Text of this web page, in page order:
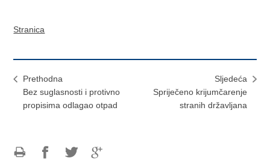
Stranica
Prethodna
Bez suglasnosti i protivno
propisima odlagao otpad
Sljedeća
Spriječeno krijumčarenje
stranih državljana